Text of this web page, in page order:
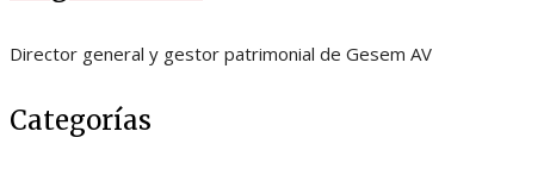
Director general y gestor patrimonial de Gesem AV
Categorías